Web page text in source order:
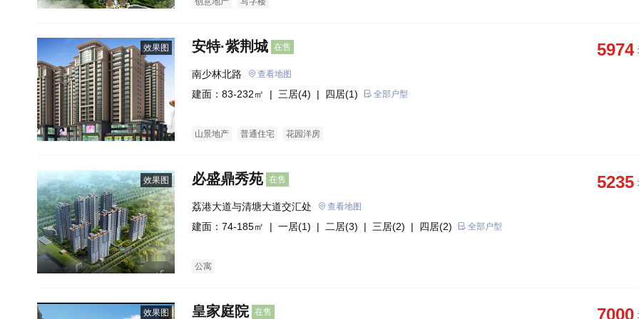
效果图 安特·紫荆城 在售 5974
南少林北路 查看地图
建面：83-232㎡ | 三居(4) | 四居(1) 全部户型
山景地产 普通住宅 花园洋房
效果图 必盛鼎秀苑 在售 5235
荔港大道与清塘大道交汇处 查看地图
建面：74-185㎡ | 一居(1) | 二居(3) | 三居(2) | 四居(2) 全部户型
公寓
效果图 皇家庭院 在售 7000